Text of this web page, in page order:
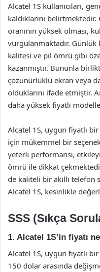
Alcatel 1S kullanıcıları,
kaldıklarını
oranının yüksek olması,
vurgulanmaktadır. Günlük
kalitesi ve pil ömrü gibi
kazanmıştır. Bununla
çözünürlüklü ekran veya
olduklarını ifade etmiştir.
daha yüksek fiyatlı
Alcatel 1S, uygun fiyatlı bir
için mükemmel bir seçenek
yeterli performansı,
ömrü ile dikkat
de kaliteli bir akıllı
Alcatel 1S, kesinlikle
SSS (Sıkça
1. Alcatel 1S’in fiyatı
Alcatel 1S, uygun fiyatlı
150 dolar arasında